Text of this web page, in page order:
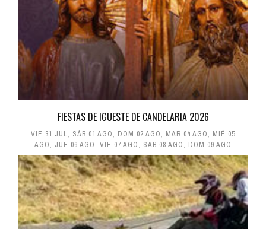
FIESTAS DE IGUESTE DE CANDELARIA 2026
VIE 31 JUL, SÁB 01 AGO, DOM 02 AGO, MAR 04 AGO, MIÉ 05
AGO, JUE 06 AGO, VIE 07 AGO, SÁB 08 AGO, DOM 09 AGO